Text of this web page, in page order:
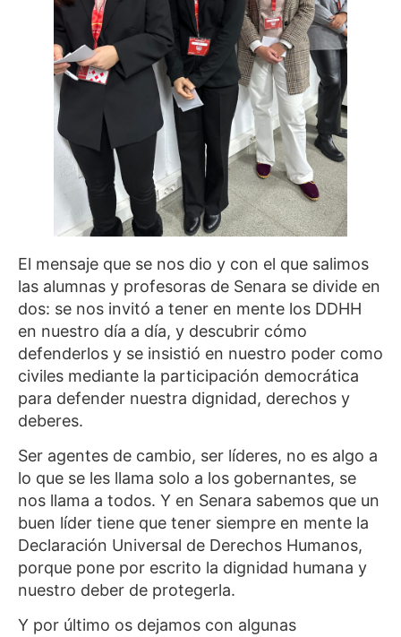
El mensaje que se nos dio y con el que salimos
las alumnas y profesoras de Senara se divide en
dos: se nos invitó a tener en mente los DDHH
en nuestro día a día, y descubrir cómo
defenderlos y se insistió en nuestro poder como
civiles mediante la participación democrática
para defender nuestra dignidad, derechos y
deberes.
Ser agentes de cambio, ser líderes, no es algo a
lo que se les llama solo a los gobernantes, se
nos llama a todos. Y en Senara sabemos que un
buen líder tiene que tener siempre en mente la
Declaración Universal de Derechos Humanos,
porque pone por escrito la dignidad humana y
nuestro deber de protegerla.
Y por último os dejamos con algunas